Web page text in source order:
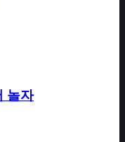
놀자